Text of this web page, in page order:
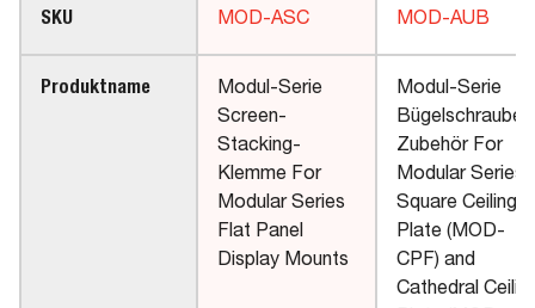
SKU MOD-ASC MOD-AUB
Produktname
Modul-Serie
Screen-
Stacking-
Klemme For
Modular Series
Flat Panel
Display Mounts
Modul-Serie
Zubehör For
Modular Series
Square Ceiling
Plate (MOD-
CPF) and
Cathedral